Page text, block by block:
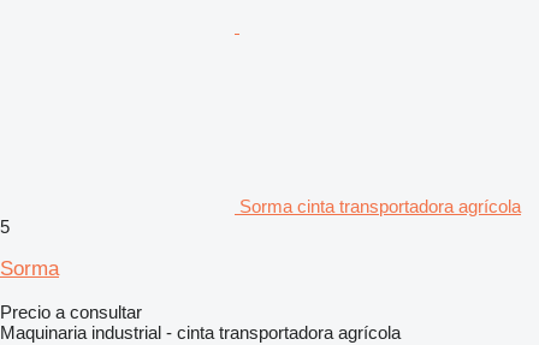
Sorma cinta transportadora agrícola
5
Sorma
Precio a consultar
Maquinaria industrial - cinta transportadora agrícola